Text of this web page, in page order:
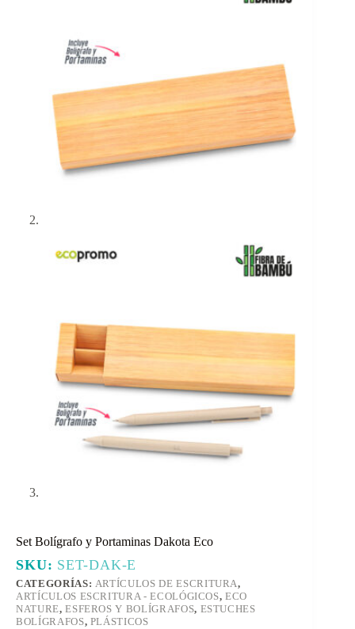
Set Bolígrafo y Portaminas Dakota Eco
SKU: SET-DAK-E
CATEGORÍAS: ARTÍCULOS DE ESCRITURA,
ARTÍCULOS ESCRITURA - ECOLÓGICOS,ECO
NATURE,ESFEROS Y BOLÍGRAFOS, ESTUCHES
BOLÍGRAFOS, PLÁSTICOS